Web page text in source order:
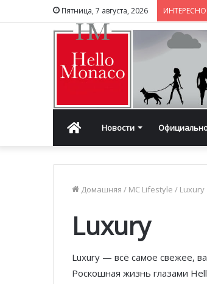
Пятница, 7 августа, 2026 ИНТЕРЕСНО
ГлавнаяНовости
Домашняя / MC Lifestyle / Luxury
Luxury
Luxury — всё самое свежее,
Роскошная жизнь глазами